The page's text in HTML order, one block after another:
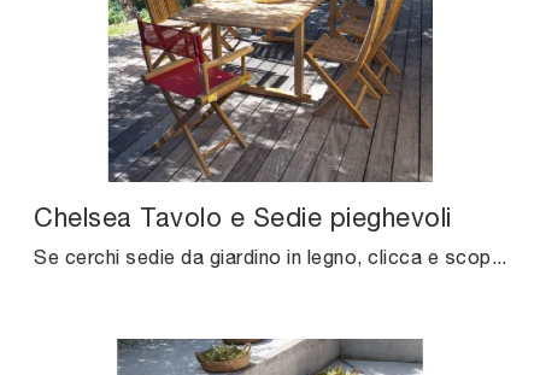
Chelsea Tavolo e Sedie pieghevoli
Se cerchi sedie da giardino in legno, clicca e scopri di più sul modello Chelsea Tavolo e Sedie pieghevoli dell'azienda Unopiu.